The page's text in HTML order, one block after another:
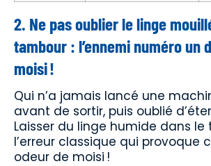
2. Ne pas oublier le linge
tambour : l’ennemi numéro un
moisi !
Qui n’a jamais lancé une
avant de sortir, puis oublié
Laisser du linge humide dans le
l’erreur classique qui provoque
odeur de moisi !